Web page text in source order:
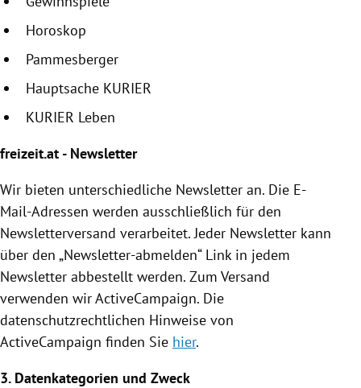
Horoskop
Pammesberger
Hauptsache KURIER
KURIER Leben
freizeit.at - Newsletter
Wir bieten unterschiedliche Newsletter an. Die E-
Mail-Adressen werden ausschließlich für den
Newsletterversand verarbeitet. Jeder Newsletter kann
über den „Newsletter-abmelden“ Link in jedem
Newsletter abbestellt werden. Zum Versand
verwenden wir ActiveCampaign. Die
datenschutzrechtlichen Hinweise von
ActiveCampaign finden Sie hier.
3. Datenkategorien und Zweck